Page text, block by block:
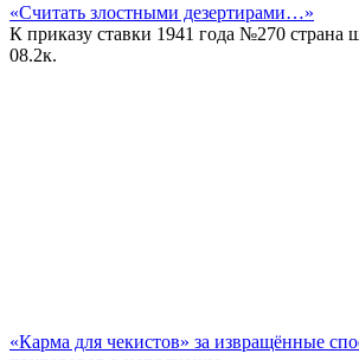
«Считать злостными дезертирами…»
К приказу ставки 1941 года №270 страна
08.2к.
«Карма для чекистов» за извращённые